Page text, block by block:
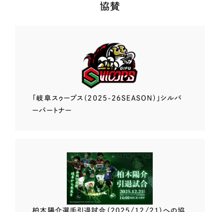
協賛
「岐阜スゥープス （2025-26SEASON）」 シルバ
ーパートナー